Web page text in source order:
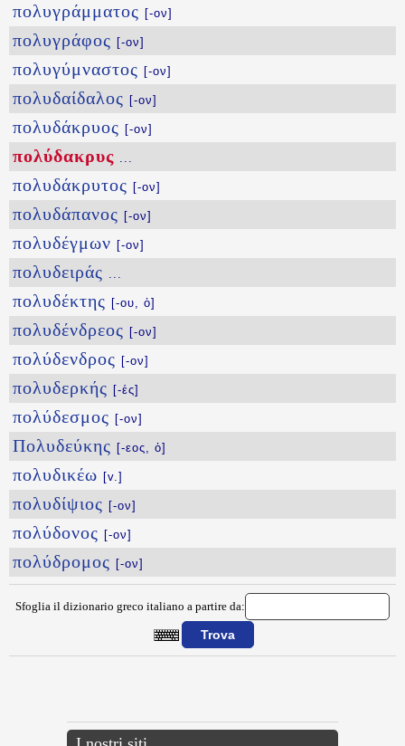
πολυγράμματος [-ον]
πολυγράφος [-ον]
πολυγύμναστος [-ον]
πολυδαίδαλος [-ον]
πολυδάκρυος [-ον]
πολύδακρυς ...
πολυδάκρυτος [-ον]
πολυδάπανος [-ον]
πολυδέγμων [-ον]
πολυδειράς ...
πολυδέκτης [-ου, ὁ]
πολυδένδρεος [-ον]
πολύδενδρος [-ον]
πολυδερκής [-ές]
πολύδεσμος [-ον]
Πολυδεύκης [-εος, ὁ]
πολυδικέω [v.]
πολυδίψιος [-ον]
πολύδονος [-ον]
πολύδρομος [-ον]
Sfoglia il dizionario greco italiano a partire da: